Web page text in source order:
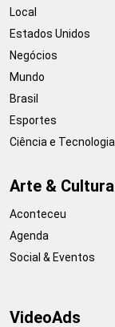
Local
Estados Unidos
Negócios
Mundo
Brasil
Esportes
Ciência e Tecnologia
Arte & Cultura
Aconteceu
Agenda
Social & Eventos
VideoAds